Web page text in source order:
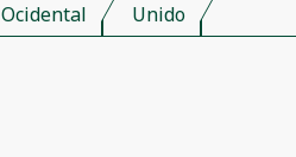
Ocidental
Unido